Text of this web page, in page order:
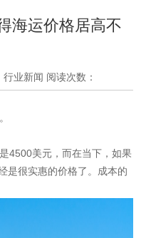
海运价格居高不
业新闻 阅读次数：
4500美元，而在当下，如果
是很实惠的价格了。成本的